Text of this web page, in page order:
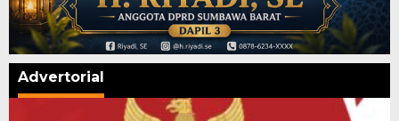
Advertorial